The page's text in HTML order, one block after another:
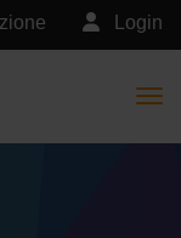
Login